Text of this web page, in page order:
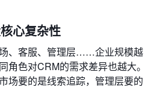
心复杂性
、客服、管理层……企业规模越
角色对CRM的需求差异也越大。
场要的是线索追踪，管理层要的